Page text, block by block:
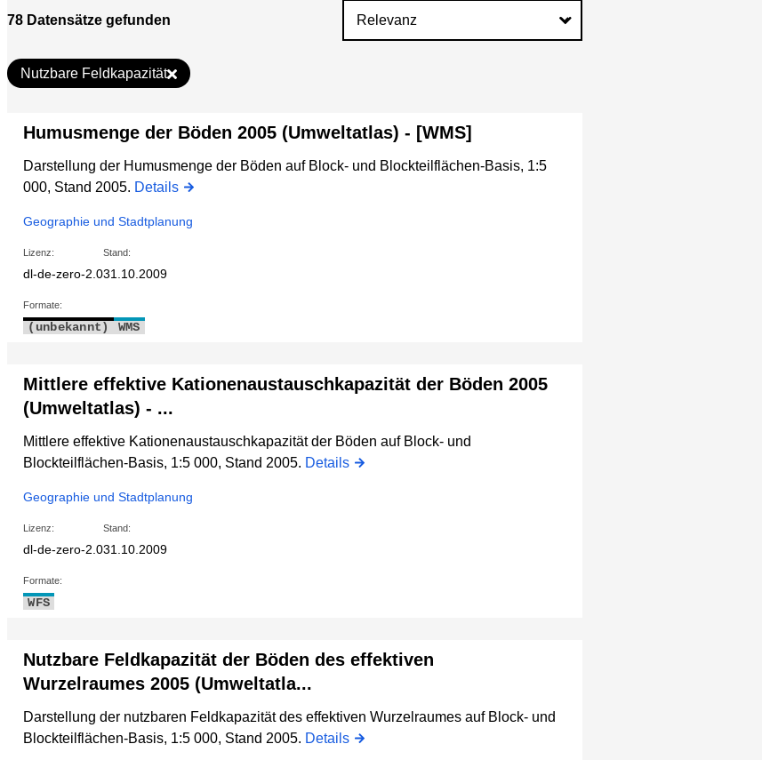
78 Datensätze gefunden
Nutzbare Feldkapazität
Humusmenge der Böden 2005 (Umweltatlas) - [WMS]
Darstellung der Humusmenge der Böden auf Block- und Blockteilflächen-Basis, 1:5
000, Stand 2005. Details
Geographie und Stadtplanung
Lizenz:
dl-de-zero-2.0
Stand:
31.10.2009
Formate:
(unbekannt) WMS
Mittlere effektive Kationenaustauschkapazität der Böden 2005
(Umweltatlas) - ...
Mittlere effektive Kationenaustauschkapazität der Böden auf Block- und
Blockteilflächen-Basis, 1:5 000, Stand 2005. Details
Geographie und Stadtplanung
Lizenz:
dl-de-zero-2.0
Stand:
31.10.2009
Formate:
WFS
Nutzbare Feldkapazität der Böden des effektiven
Wurzelraumes 2005 (Umweltatla...
Darstellung der nutzbaren Feldkapazität des effektiven Wurzelraumes auf Block- und
Blockteilflächen-Basis, 1:5 000, Stand 2005. Details